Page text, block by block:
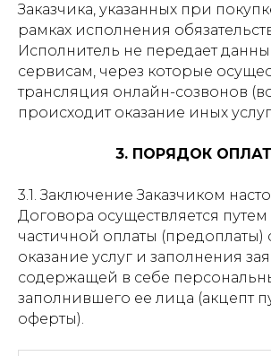
Заказчика, указанных при
рамках исполнения
Исполнитель не передает
сервисам, через которые
трансляция онлайн-созвонов
происходит оказание иных
3. ПОРЯДОК
3.1. Заключение Заказчиком
Договора осуществляется
частичной оплаты (предоплаты)
оказание услуг и заполнения
содержащей в себе
заполнившего ее лица (акцепт
оферты).